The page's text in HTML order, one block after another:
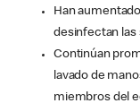
Han
desinfectan
Continúan
lavado de
miembros del